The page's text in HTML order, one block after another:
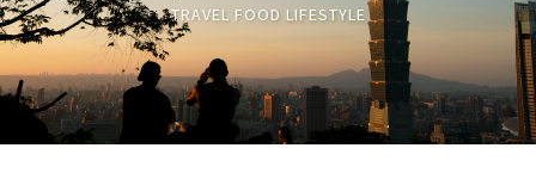
TRAVEL FOOD LIFESTYLE